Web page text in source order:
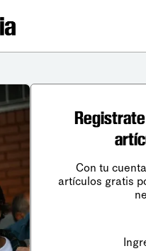
Con tu
artículos gratis